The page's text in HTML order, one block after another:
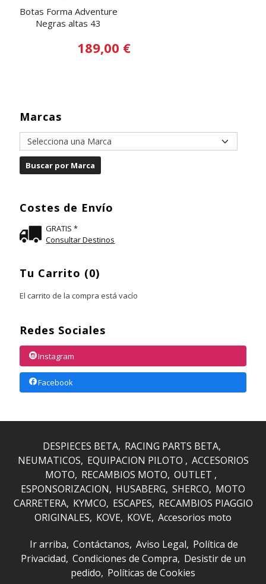
Marcas
Costes de Envío
GRATIS *
Consultar Destinos
Tu Carrito (0)
El carrito de la compra está vacío
Redes Sociales
Instagram
Facebook
Botas Forma Adventure
Negras altas 43
189,00 €
DESPIECES BETA RACING PARTS BETA
NEUMATICOS EQUIPACION PILOTO
ACCESORIOS
MOTO RECAMBIOS MOTO OUTLET
ESPONSORIZACION
HUSABERG SHERCO MOTO
CARRETERA KYMCO ESCAPES RECAMBIOS PIAGGIO
ORIGINALES KOVE KOVE Accesorios moto
Ir arriba Contáctanos Aviso Legal Política de
Privacidad Condiciones de Compra Desistir de un
pedido Políticas de Cookies